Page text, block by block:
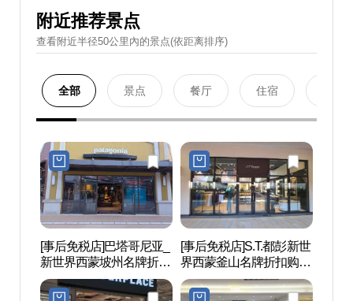
附近推荐景点
查看附近半径50公里內的景点(依距离排序)
全部 景点 餐厅 住宿
[事后免税店]巴塔哥尼亚_
新世界西蒙坡州名牌折扣
购物中心(파타고니아 신
세계사이먼프리미엄아울
[事后免税店]S.T.都彭新世
界西蒙釜山名牌折扣购物
中心坡州店(에스티듀퐁
신세계사이먼프리미엄아